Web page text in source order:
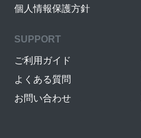
個人情報保護方針
SUPPORT
ご利用ガイド
よくある質問
お問い合わせ